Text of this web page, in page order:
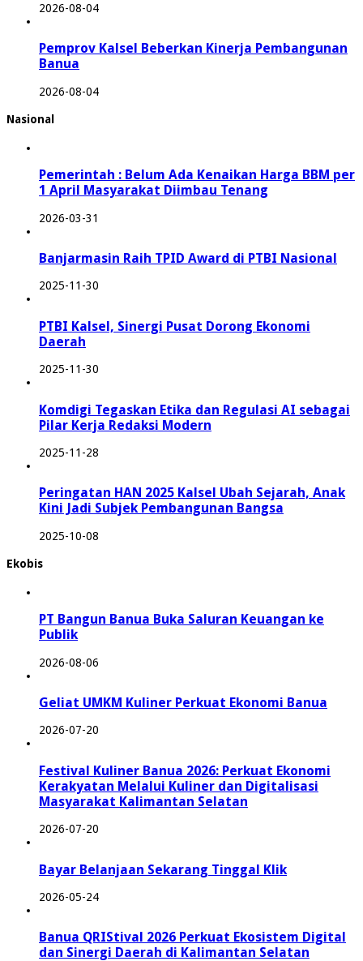
2026-08-04
Pemprov Kalsel Beberkan Kinerja Pembangunan
Banua
2026-08-04
Nasional
Pemerintah : Belum Ada Kenaikan Harga BBM per
1 April Masyarakat Diimbau Tenang
2026-03-31
Banjarmasin Raih TPID Award di PTBI Nasional
2025-11-30
PTBI Kalsel, Sinergi Pusat Dorong Ekonomi
Daerah
2025-11-30
Komdigi Tegaskan Etika dan Regulasi AI sebagai
Pilar Kerja Redaksi Modern
2025-11-28
Peringatan HAN 2025 Kalsel Ubah Sejarah, Anak
Kini Jadi Subjek Pembangunan Bangsa
2025-10-08
Ekobis
PT Bangun Banua Buka Saluran Keuangan ke
Publik
2026-08-06
Geliat UMKM Kuliner Perkuat Ekonomi Banua
2026-07-20
Festival Kuliner Banua 2026: Perkuat Ekonomi
Kerakyatan Melalui Kuliner dan Digitalisasi
Masyarakat Kalimantan Selatan
2026-07-20
Bayar Belanjaan Sekarang Tinggal Klik
2026-05-24
Banua QRIStival 2026 Perkuat Ekosistem Digital
dan Sinergi Daerah di Kalimantan Selatan